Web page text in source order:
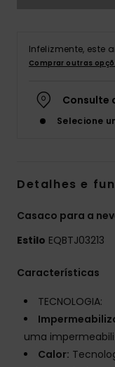
Infelizmente, este
Comprar outras
Consulte
Selecione
Detalhes e
Casaco para a
Estilo EQBTJ03213
Características
TECNOLOGIA:
uma
Calor: